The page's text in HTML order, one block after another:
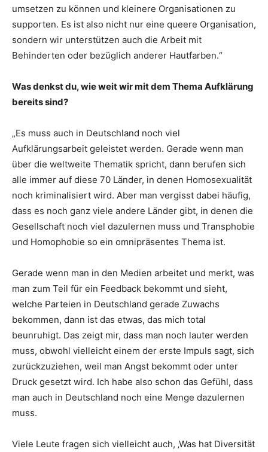
umsetzen zu können und kleinere Organisationen zu
supporten. Es ist also nicht nur eine queere Organisation,
sondern wir unterstützen auch die Arbeit mit
Behinderten oder bezüglich anderer Hautfarben.“
Was denkst du, wie weit wir mit dem Thema Aufklärung
bereits sind?
„Es muss auch in Deutschland noch viel
Aufklärungsarbeit geleistet werden. Gerade wenn man
über die weltweite Thematik spricht, dann berufen sich
alle immer auf diese 70 Länder, in denen Homosexualität
noch kriminalisiert wird. Aber man vergisst dabei häufig,
dass es noch ganz viele andere Länder gibt, in denen die
Gesellschaft noch viel dazulernen muss und Transphobie
und Homophobie so ein omnipräsentes Thema ist.
Gerade wenn man in den Medien arbeitet und merkt, was
man zum Teil für ein Feedback bekommt und sieht,
welche Parteien in Deutschland gerade Zuwachs
bekommen, dann ist das etwas, das mich total
beunruhigt. Das zeigt mir, dass man noch lauter werden
muss, obwohl vielleicht einem der erste Impuls sagt, sich
zurückzuziehen, weil man Angst bekommt oder unter
Druck gesetzt wird. Ich habe also schon das Gefühl, dass
man auch in Deutschland noch eine Menge dazulernen
muss.
Viele Leute fragen sich vielleicht auch, ‚Was hat Diversität